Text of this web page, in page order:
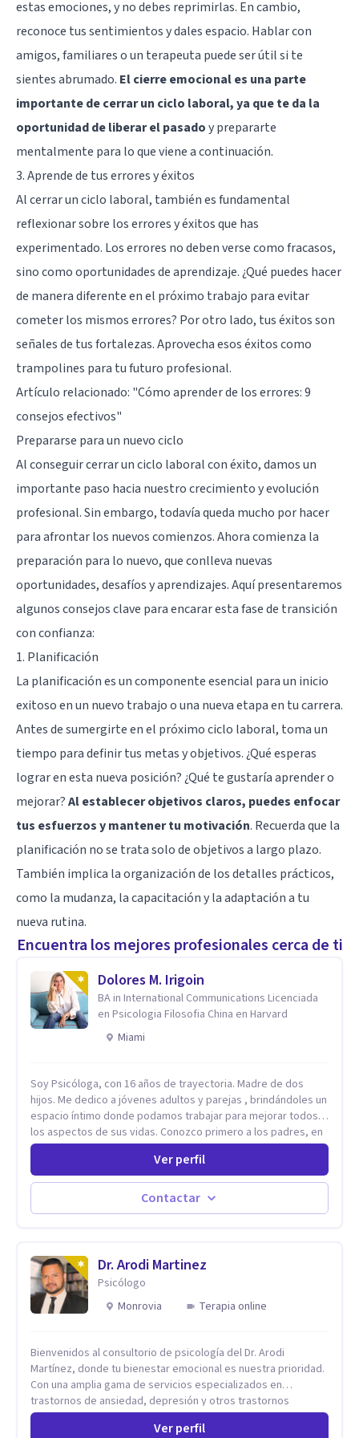
estas emociones, y no debes reprimirlas. En cambio,
reconoce tus sentimientos y dales espacio. Hablar con
amigos, familiares o un terapeuta puede ser útil si te
sientes abrumado. El cierre emocional es una parte
importante de cerrar un ciclo laboral, ya que te da la
oportunidad de liberar el pasadoy prepararte
mentalmente para lo que viene a continuación.
3. Aprende de tus errores y éxitos
Al cerrar un ciclo laboral, también es fundamental
reflexionar sobre los errores y éxitos que has
experimentado. Los errores no deben verse como fracasos,
sino como oportunidades de aprendizaje. ¿Qué puedes hacer
de manera diferente en el próximo trabajo para evitar
cometer los mismos errores? Por otro lado, tus éxitos son
señales de tus fortalezas. Aprovecha esos éxitos como
trampolines para tu futuro profesional.
Artículo relacionado: "Cómo aprender de los errores: 9
consejos efectivos"
Prepararse para un nuevo ciclo
Al conseguir cerrar un ciclo laboral con éxito, damos un
importante paso hacia nuestro crecimiento y evolución
profesional. Sin embargo, todavía queda mucho por hacer
para afrontar los nuevos comienzos. Ahora comienza la
preparación para lo nuevo, que conlleva nuevas
oportunidades, desafíos y aprendizajes. Aquí presentaremos
algunos consejos clave para encarar esta fase de transición
con confianza:
1. Planificación
La planificación es un componente esencial para un inicio
exitoso en un nuevo trabajo o una nueva etapa en tu carrera.
Antes de sumergirte en el próximo ciclo laboral, toma un
tiempo para definir tus metas y objetivos. ¿Qué esperas
lograr en esta nueva posición? ¿Qué te gustaría aprender o
mejorar?Al establecer objetivos claros, puedes enfocar
tus esfuerzos y mantener tu motivación. Recuerda que la
planificación no se trata solo de objetivos a largo plazo.
También implica la organización de los detalles prácticos,
como la mudanza, la capacitación y la adaptación a tu
nueva rutina.
Encuentra los mejores profesionales cerca de ti
Dolores M. Irigoin
BA in International Communications Licenciada
en Psicologia Filosofia China en Harvard
Miami
Soy Psicóloga, con 16 años de trayectoria. Madre de dos
hijos. Me dedico a jóvenes adultos y parejas , brindándoles un
espacio íntimo donde podamos trabajar para mejorar todos
los aspectos de sus vidas. Conozco primero a los padres, en
el caso de niños u adolescentes, para luego seguir la terapia
con sus hijos, apuntalándolos en su futuro personal,
universitario y profesional, siempre conteniendo
paralelamente a los padres y brindándoles un espacio de
seguridad. Hago terapia de pareja y adultos con método
Ver perfil
Contactar
Dr. Arodi Martinez
Psicólogo
Monrovia
Terapia online
Bienvenidos al consultorio de psicología del Dr. Arodi
Martínez, donde tu bienestar emocional es nuestra prioridad.
Con una amplia gama de servicios especializados en
trastornos de ansiedad, depresión y otros trastornos
emocionales, estamos dedicados a ofrecerte el mejor
tratamiento para mejorar tu salud mental. En nuestro
Ver perfil